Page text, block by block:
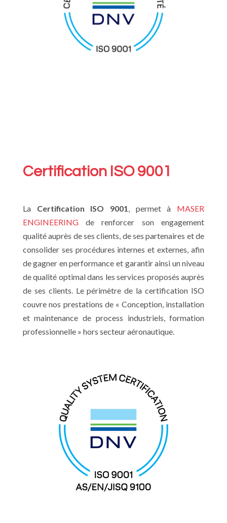
Certification ISO 9001
LaCertification ISO 9001, permet à MASER
ENGINEERINGde renforcer son engagement
qualité auprès de ses clients, de ses partenaires et de
consolider ses procédures internes et externes, afin
de gagner en performance et garantir ainsi un niveau
de qualité optimal dans les services proposés auprès
de ses clients. Le périmètre de la certification ISO
couvre nos prestations de « Conception, installation
et maintenance de process industriels, formation
professionnelle » hors secteur aéronautique.